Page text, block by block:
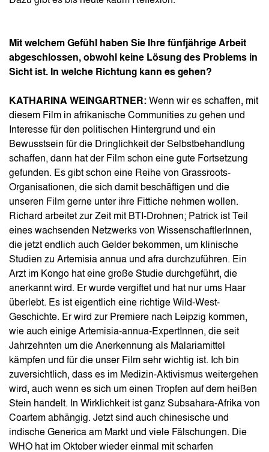
Mit welchem Gefühl haben Sie Ihre fünfjährige Arbeit
abgeschlossen, obwohl keine Lösung des Problems in
Sicht ist. In welche Richtung kann es gehen?
KATHARINA WEINGARTNER: Wenn wir es schaffen, mit
diesem Film in afrikanische Communities zu gehen und
Interesse für den politischen Hintergrund und ein
Bewusstsein für die Dringlichkeit der Selbstbehandlung
schaffen, dann hat der Film schon eine gute Fortsetzung
gefunden. Es gibt schon eine Reihe von Grassroots-
Organisationen, die sich damit beschäftigen und die
unseren Film gerne unter ihre Fittiche nehmen wollen.
Richard arbeitet zur Zeit mit BTI-Drohnen; Patrick ist Teil
eines wachsenden Netzwerks von WissenschaftlerInnen,
die jetzt endlich auch Gelder bekommen, um klinische
Studien zu Artemisia annua und afra durchzuführen. Ein
Arzt im Kongo hat eine große Studie durchgeführt, die
anerkannt wird. Er wurde vergiftet und hat nur ums Haar
überlebt. Es ist eigentlich eine richtige Wild-West-
Geschichte. Er wird zur Premiere nach Leipzig kommen,
wie auch einige Artemisia-annua-ExpertInnen, die seit
Jahrzehnten um die Anerkennung als Malariamittel
kämpfen und für die unser Film sehr wichtig ist. Ich bin
zuversichtlich, dass es im Medizin-Aktivismus weitergehen
wird, auch wenn es sich um einen Tropfen auf dem heißen
Stein handelt. In Wirklichkeit ist ganz Subsahara-Afrika von
Coartem abhängig. Jetzt sind auch chinesische und
indische Generica am Markt und viele Fälschungen. Die
WHO hat im Oktober wieder einmal mit scharfen